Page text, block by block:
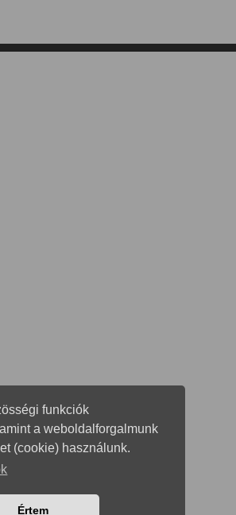
funkciók
a weboldalforgalmunk
(cookie) használunk.
Értem